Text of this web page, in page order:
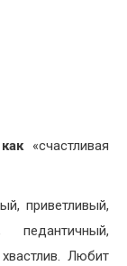
«счастливая
приветливый,
Любит